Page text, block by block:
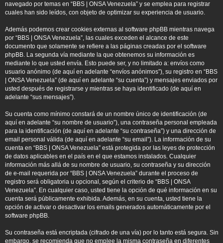
navegado por temas en “BBS | ONSA Venezuela” y se emplea para registrar
cuales han sido leídos, con objeto de optimizar su experiencia de usuario.
Además podemos crear cookies externas al software phpBB mientras navega
por “BBS | ONSA Venezuela”, las cuales exceden el alcance de este
documento que solamente se refiere a las páginas creadas por el software
phpBB. La segunda vía mediante la que obtenemos su información es
mediante lo que usted envía. Esto puede ser, y no limitado a: envíos como
usuario anónimo (de aquí en adelante “envíos anónimos”), su registro en “BBS
| ONSA Venezuela” (de aquí en adelante “su cuenta”) y mensajes enviados por
usted después de registrarse y mientras se haya identificado (de aquí en
adelante “sus mensajes”).
Su cuenta como mínimo constará de un nombre único de identificación (de
aquí en adelante “su nombre de usuario”), una contraseña personal empleada
para la identificación (de aquí en adelante “su contraseña”) y una dirección de
email personal válida (de aquí en adelante “su email”). La información de su
cuenta en “BBS | ONSA Venezuela” está protegida por las leyes de protección
de datos aplicables en el país en el que estamos instalados. Cualquier
información más allá de su nombre de usuario, su contraseña y su dirección
de e-mail requerida por “BBS | ONSA Venezuela” durante el proceso de
registro será obligatoria u opcional, según el criterio de “BBS | ONSA
Venezuela”. En cualquier caso, usted tiene la opción de qué información en su
cuenta será públicamente exhibida. Además, en su cuenta, usted tiene la
opción de activar o desactivar los emails generados automáticamente por el
software phpBB.
Su contraseña está encriptada (cifrado de una vía) por lo tanto está segura. Sin
embargo, se recomienda que no emplee la misma contraseña en diferentes